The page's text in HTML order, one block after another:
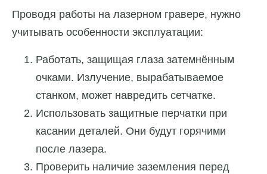
Проводя работы на лазерном гравере, нужно
учитывать особенности эксплуатации:
Работать, защищая глаза затемнённым
очками. Излучение, вырабатываемое
станком, может навредить сетчатке.
Использовать защитные перчатки при
касании деталей. Они будут горячими
после лазера.
Проверить наличие заземления перед